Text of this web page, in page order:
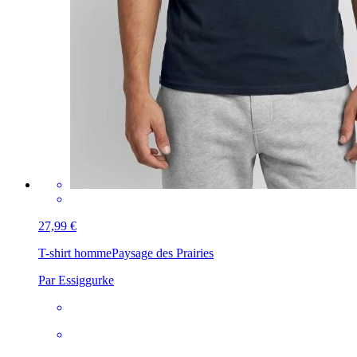
27,99 €
T-shirt hommePaysage des Prairies
Par Essiggurke